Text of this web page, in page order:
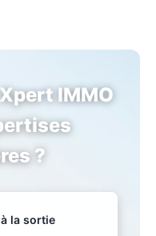
IMMO
?
la sortie